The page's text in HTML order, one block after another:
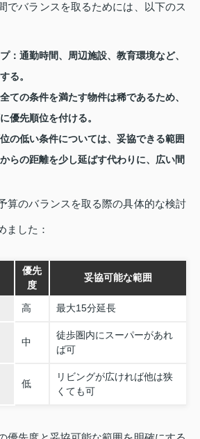
でバランスを取るためには、以下のス
： 通勤時間、周辺施設、教育環境など、
る。
全ての条件を満たす物件は稀であるため、
優先順位を付ける。
の低い条件については、妥協できる範囲
らの距離を少し延ばす代わりに、広い間
算のバランスを取る際の具体的な検討
ました：
優先
度
妥協可能な範囲
高 最大15分延長
中
徒歩圏内にスーパーがあれ
ば可
低
リビングが広ければ他は狭
くても可